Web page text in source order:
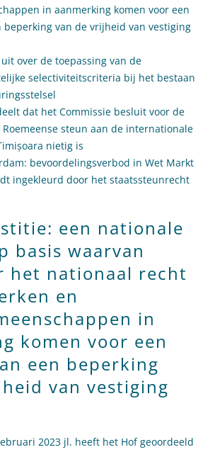
in aanmerking komen voor een
beperking van de vrijheid van vestiging
over de toepassing van de
selectiviteitscriteria bij het bestaan
dat het Commissie besluit voor de
steun aan de internationale
nietig is
bevoordelingsverbod in Wet Markt
ingekleurd door het staatssteunrecht
een nationale
basis waarvan
het nationaal recht
en
in
komen voor een
een beperking
van vestiging
2023 jl. heeft het Hof geoordeeld